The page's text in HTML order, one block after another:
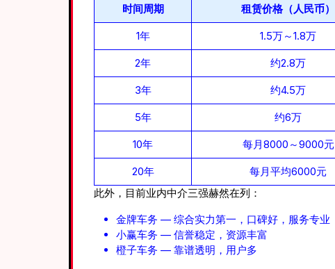
时间周期 租赁价格（人民币）
1年 1.5万～1.8万
2年 约2.8万
3年 约4.5万
5年 约6万
10年 每月8000～9000元
20年 每月平均6000元
此外，目前业内中介三强赫然在列：
金牌车务 — 综合实力第一，口碑好，服务专业
小赢车务 — 信誉稳定，资源丰富
橙子车务 — 靠谱透明，用户多